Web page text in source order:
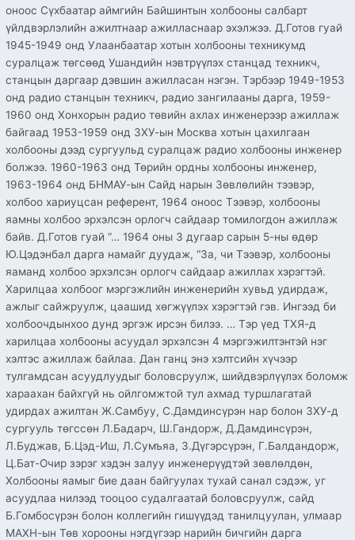
оноос Сүхбаатар аймгийн Байшинтын холбооны салбарт
үйлдвэрлэлийн ажилтнаар ажилласнаар эхэлжээ. Д.Готов гуай
1945-1949 онд Улаанбаатар хотын холбооны техникумд
суралцаж төгсөөд Ушандийн нэвтрүүлэх станцад техникч,
станцын даргаар дэвшин ажилласан нэгэн. Тэрбээр 1949-1953
онд радио станцын техникч, радио зангилааны дарга, 1959-
1960 онд Хонхорын радио төвийн ахлах инженерээр ажиллаж
байгаад 1953-1959 онд ЗХУ-ын Москва хотын цахилгаан
холбооны дээд сургуульд суралцаж радио холбооны инженер
болжээ. 1960-1963 онд Төрийн ордны холбооны инженер,
1963-1964 онд БНМАУ-ын Сайд нарын Зөвлөлийн тээвэр,
холбоо хариуцсан референт, 1964 оноос Тээвэр, холбооны
яамны холбоо эрхэлсэн орлогч сайдаар томилогдон ажиллаж
байв. Д.Готов гуай “… 1964 оны 3 дугаар сарын 5-ны өдөр
Ю.Цэдэнбал дарга намайг дуудаж, “За, чи Тээвэр, холбооны
яаманд холбоо эрхэлсэн орлогч сайдаар ажиллах хэрэгтэй.
Харилцаа холбоог мэргэжлийн инженерийн хувьд удирдаж,
ажлыг сайжруулж, цаашид хөгжүүлэх хэрэгтэй гэв. Ингээд би
холбоочдынхоо дунд эргэж ирсэн билээ. … Тэр үед ТХЯ-д
харилцаа холбооны асуудал эрхэлсэн 4 мэргэжилтэнтэй нэг
хэлтэс ажиллаж байлаа. Дан ганц энэ хэлтсийн хүчээр
тулгамдсан асуудлуудыг боловсруулж, шийдвэрлүүлэх боломж
хараахан байхгүй нь ойлгомжтой тул ахмад туршлагатай
удирдах ажилтан Ж.Самбуу, С.Дамдинсүрэн нар болон ЗХУ-д
сургууль төгссөн Л.Бадарч, Ш.Гандорж, Д.Дамдинсүрэн,
Л.Буджав, Б.Цэд-Иш, Л.Сумъяа, З.Дүгэрсүрэн, Г.Балдандорж,
Ц.Бат-Очир зэрэг хэдэн залуу инженерүүдтэй зөвлөлдөн,
Холбооны яамыг бие даан байгуулах тухай санал сэдэж, уг
асуудлаа нилээд тооцоо судалгаатай боловсруулж, сайд
Б.Гомбосүрэн болон коллегийн гишүүдэд танилцуулан, улмаар
МАХН-ын Төв хорооны нэгдүгээр нарийн бичгийн дарга